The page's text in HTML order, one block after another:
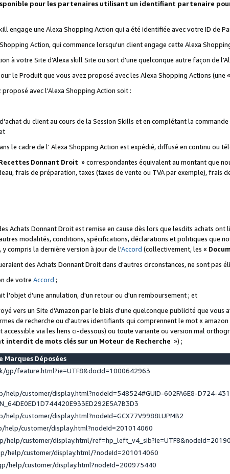
pour les partenaires utilisant un identifiant partenaire
engage une Alexa Shopping Action qui a été identifiée avec votre ID de
Action, qui commence lorsqu'un client engage cette Alexa
à votre Site d'Alexa skill Site ou sort d'une quelconque autre façon de
le Produit que vous avez proposé avec les Alexa Shopping Actions (une «
avec l'Alexa Shopping Action soit :
du client au cours de la Session Skills et en complétant la
le cadre de l' Alexa Shopping Action est expédié, diffusé en continu ou
Donnant Droit » correspondantes équivalent au montant que
frais de préparation, taxes (taxes de vente ou TVA par exemple), frais
Achats Donnant Droit est remise en cause dès lors que lesdits achats
modalités, conditions, spécifications, déclarations et politiques que
compris la dernière version à jour de l'Accord (collectivement, les «
des Achats Donnant Droit dans d'autres circonstances, ne sont pas
de votre Accord ;
l'objet d'une annulation, d'un retour ou d'un remboursement ; et
vers un Site d'Amazon par le biais d'une quelconque publicité que vous
de recherche ou d'autres identifiants qui comprennent le mot «
accessible via les liens ci-dessous) ou toute variante ou version mal
interdit de mots clés sur un Moteur de Recherche ») ;
Marques Déposées
gp/feature.html?ie=UTF8&docId=1000642963
help/customer/display.html?nodeId=548524#GUID-602FA6E8-D724-
customer/display.html?nodeId=GCX77V9988LUPMB2
help/customer/display.html?nodeId=201014060
help/customer/display.html/
help/customer/display.html/?nodeId=201014060
help/customer/display.html?nodeId=200975440